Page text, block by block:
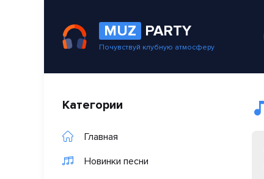
MUZ PARTY
Почувствуй клубную атмосферу
Категории
Главная
Новинки песни